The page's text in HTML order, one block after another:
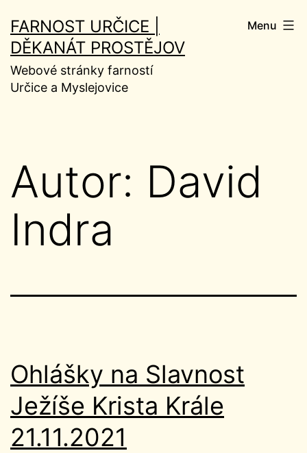
obsahu
FARNOST URČICE |
DĚKANÁT PROSTĚJOV
Webové stránky farností
Určice a Myslejovice
Menu
Autor: David
Indra
Ohlášky na Slavnost
Ježíše Krista Krále
21.11.2021